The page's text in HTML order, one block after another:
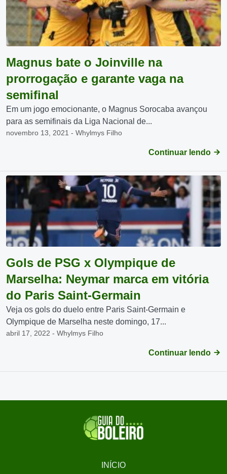
Magnus bate o Joinville na
prorrogação e garante vaga na
semifinal
Em um jogo emocionante, o Magnus Sorocaba avançou
para as semifinais da Liga Nacional de...
novembro 13, 2021 - Whylmys Filho
Continuar lendo
Gols de PSG x Olympique de
Marselha: Neymar marca em vitória
do Paris Saint-Germain
Veja os gols do duelo entre Paris Saint-Germain e
Olympique de Marselha neste domingo, 17...
abril 17, 2022 - Whylmys Filho
Continuar lendo
INÍCIO